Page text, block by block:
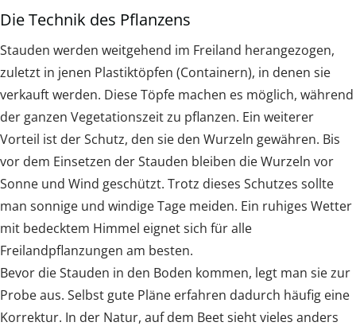
Die Technik des Pflanzens
Stauden werden weitgehend im Freiland herangezogen,
zuletzt in jenen Plastiktöpfen (Containern), in denen sie
verkauft werden. Diese Töpfe machen es möglich, während
der ganzen Vegetationszeit zu pflanzen. Ein weiterer
Vorteil ist der Schutz, den sie den Wurzeln gewähren. Bis
vor dem Einsetzen der Stauden bleiben die Wurzeln vor
Sonne und Wind geschützt. Trotz dieses Schutzes sollte
man sonnige und windige Tage meiden. Ein ruhiges Wetter
mit bedecktem Himmel eignet sich für alle
Freilandpflanzungen am besten.
Bevor die Stauden in den Boden kommen, legt man sie zur
Probe aus. Selbst gute Pläne erfahren dadurch häufig eine
Korrektur. In der Natur, auf dem Beet sieht vieles anders